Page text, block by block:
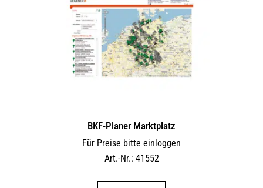
BKF-Planer Marktplatz
Für Preise bitte einloggen
Art.-Nr.: 41552